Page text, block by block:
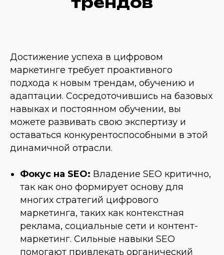
Достижение успеха в цифровом
маркетинге требует проактивного
подхода к новым трендам, обучению и
адаптации. Сосредоточившись на базовых
навыках и постоянном обучении, вы
можете развивать свою экспертизу и
оставаться конкурентоспособными в этой
динамичной отрасли.
Фокус на SEO: Владение SEO критично,
так как оно формирует основу для
многих стратегий цифрового
маркетинга, таких как контекстная
реклама, социальные сети и контент-
маркетинг. Сильные навыки SEO
помогают привлекать органический